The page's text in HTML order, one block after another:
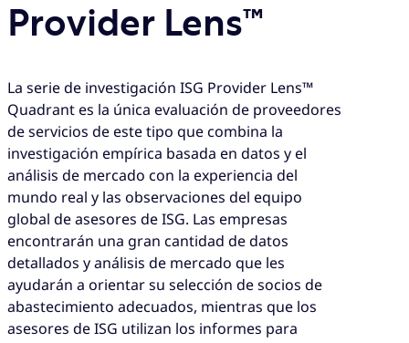
Provider Lens™
La serie de investigación ISG Provider Lens™
Quadrant es la única evaluación de proveedores
de servicios de este tipo que combina la
investigación empírica basada en datos y el
análisis de mercado con la experiencia del
mundo real y las observaciones del equipo
global de asesores de ISG. Las empresas
encontrarán una gran cantidad de datos
detallados y análisis de mercado que les
ayudarán a orientar su selección de socios de
abastecimiento adecuados, mientras que los
asesores de ISG utilizan los informes para